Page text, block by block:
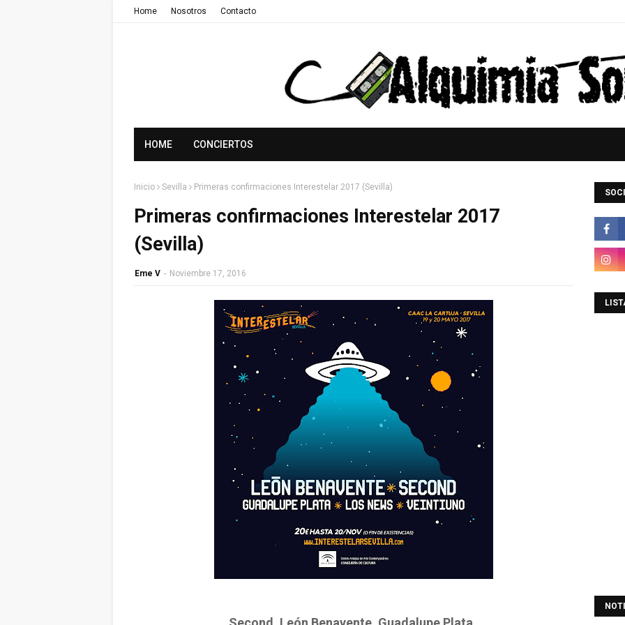
Home Nosotros Contacto
HOME CONCIERTOS
Inicio Sevilla Primeras confirmaciones Interestelar 2017 (Sevilla)
Primeras confirmaciones Interestelar 2017
(Sevilla)
Eme V - Noviembre 17, 2016